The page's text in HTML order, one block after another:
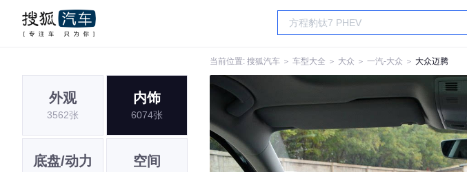
当前位置: 搜狐汽车 ＞ 车型大全 ＞ 大众 ＞ 一汽-大众 ＞ 大众迈腾
外观
3562张
内饰
6074张
底盘/动力 空间